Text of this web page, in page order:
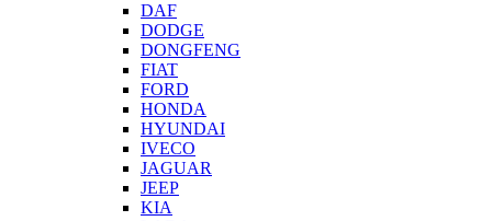
DAF
DODGE
DONGFENG
FIAT
FORD
HONDA
HYUNDAI
IVECO
JAGUAR
JEEP
KIA